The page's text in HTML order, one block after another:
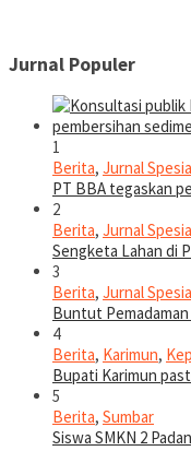
Jurnal Populer
1
Berita, Jurnal
PT BBA tegaskan
2
Berita, Jurnal
Sengketa Lahan di
3
Berita, Jurnal
Buntut
4
Berita, Karimun,
Bupati Karimun
5
Berita, Sumbar
Siswa SMKN 2